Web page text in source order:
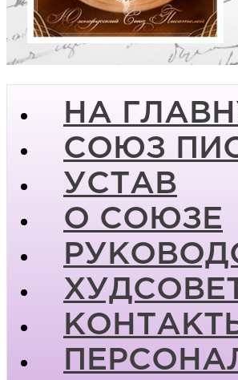
НА
СОЮЗ
УСТАВ
О СОЮЗЕ